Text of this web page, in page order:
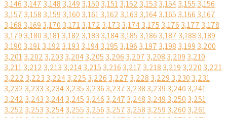
3,146 3,147 3,148 3,149 3,150 3,1513,152 3,153 3,1543,155 3,156
3,157 3,158 3,159 3,160 3,1613,162 3,163 3,1643,165 3,166 3,167
3,168 3,169 3,170 3,1713,172 3,173 3,1743,175 3,176 3,177 3,178
3,179 3,180 3,1813,182 3,183 3,1843,185 3,186 3,187 3,188 3,189
3,190 3,1913,192 3,193 3,1943,195 3,196 3,197 3,198 3,199 3,200
3,2013,202 3,203 3,2043,205 3,206 3,207 3,208 3,209 3,210
3,2113,212 3,213 3,2143,215 3,216 3,217 3,218 3,219 3,220 3,221
3,222 3,223 3,2243,225 3,226 3,227 3,228 3,229 3,230 3,231
3,232 3,233 3,2343,235 3,236 3,237 3,238 3,239 3,240 3,241
3,242 3,243 3,2443,245 3,246 3,247 3,248 3,249 3,250 3,251
3,252 3,253 3,2543,255 3,256 3,257 3,258 3,259 3,260 3,261